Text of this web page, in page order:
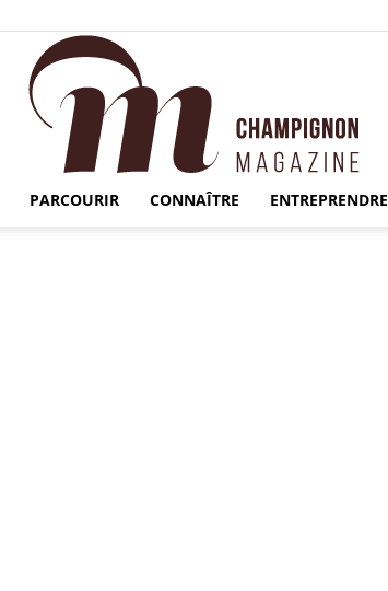
PARCOURIR CONNAÎTRE ENTREPRENDRE